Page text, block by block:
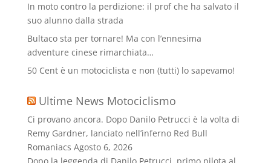
In moto contro la perdizione: il prof che ha salvato il
suo alunno dalla strada
Bultaco sta per tornare! Ma con l’ennesima
adventure cinese rimarchiata…
50 Cent è un motociclista e non (tutti) lo sapevamo!
Ultime News Motociclismo
Ci provano ancora. Dopo Danilo Petrucci è la volta di
Remy Gardner, lanciato nell’inferno Red Bull
Romaniacs Agosto 6, 2026